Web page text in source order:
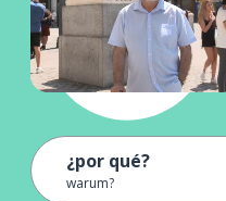
¿por qué?
warum?